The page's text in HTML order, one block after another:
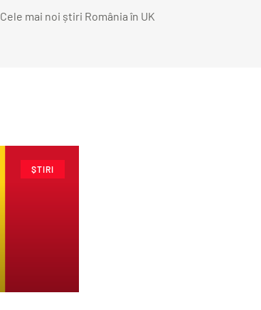
Cele mai noi știri România în UK
ȘTIRI